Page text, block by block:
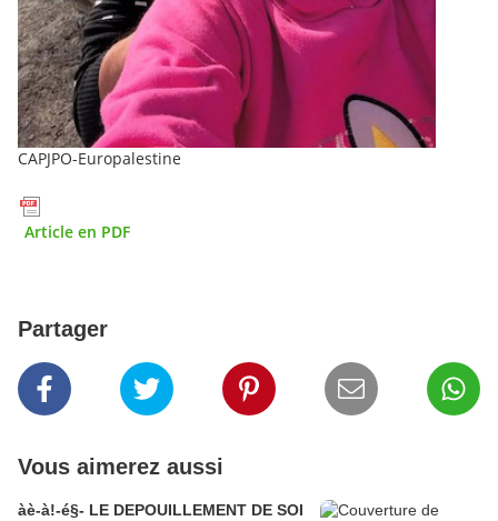
CAPJPO-Europalestine
Article en PDF
Partager
Vous aimerez aussi
àè-à!-é§- LE DEPOUILLEMENT DE SOI